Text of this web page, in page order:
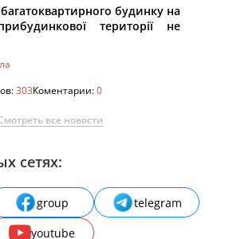
будинку на
території не
303Коментарии:0
все новости
сетях:
group
telegram
youtube